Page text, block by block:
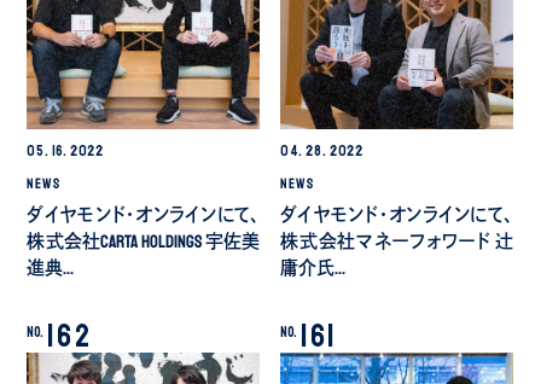
05. 16. 2022
NEWS
ダイヤモンド・オンラインにて、
株式会社CARTA HOLDINGS 宇佐美
進典…
04. 28. 2022
NEWS
ダイヤモンド・オンラインにて、
株式会社マネーフォワード 辻
庸介氏…
No. 162 No. 161